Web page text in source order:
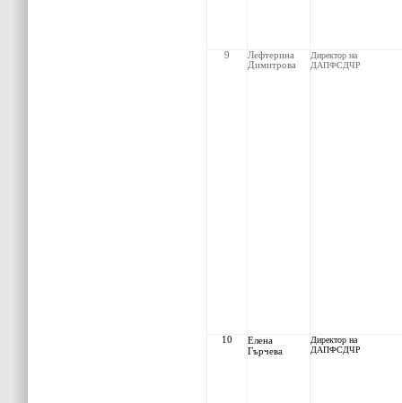
9
Лефтерина
Димитрова
Директор на
ДАПФСДЧР
10
Елена
Гърчева
Директор на
ДАПФСДЧР